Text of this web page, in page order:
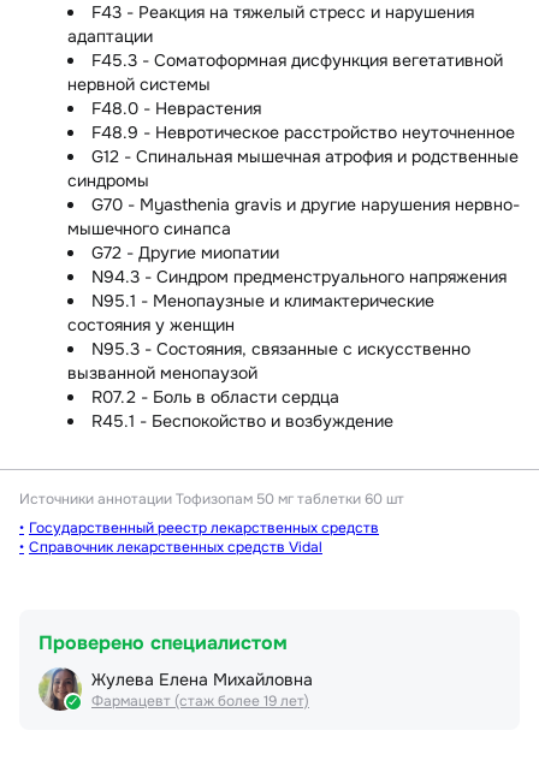
F43 - Реакция на тяжелый стресс и нарушения
адаптации
F45.3 - Соматоформная дисфункция вегетативной
нервной системы
F48.0 - Неврастения
F48.9 - Невротическое расстройство неуточненное
G12 - Спинальная мышечная атрофия и родственные
синдромы
G70 - Myasthenia gravis и другие нарушения нервно-
мышечного синапса
G72 - Другие миопатии
N94.3 - Синдром предменструального напряжения
N95.1 - Менопаузные и климактерические
состояния у женщин
N95.3 - Состояния, связанные с искусственно
вызванной менопаузой
R07.2 - Боль в области сердца
R45.1 - Беспокойство и возбуждение
Источники аннотацииТофизопам 50 мг таблетки 60 шт
Государственный реестр лекарственных средств
Справочник лекарственных средств Vidal
Проверено специалистом
Жулева Елена Михайловна
Фармацевт (стаж более 19 лет)